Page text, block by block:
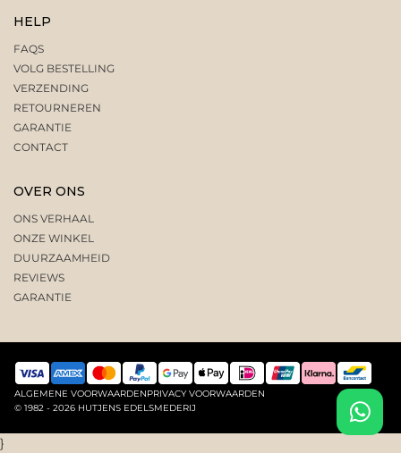
HELP
FAQS
VOLG BESTELLING
VERZENDING
RETOURNEREN
GARANTIE
CONTACT
OVER ONS
ONS VERHAAL
ONZE WINKEL
DUURZAAMHEID
REVIEWS
GARANTIE
ALGEMENE VOORWAARDENPRIVACY VOORWAARDEN
© 1982 - 2026 HUTJENS EDELSMEDERIJ
}